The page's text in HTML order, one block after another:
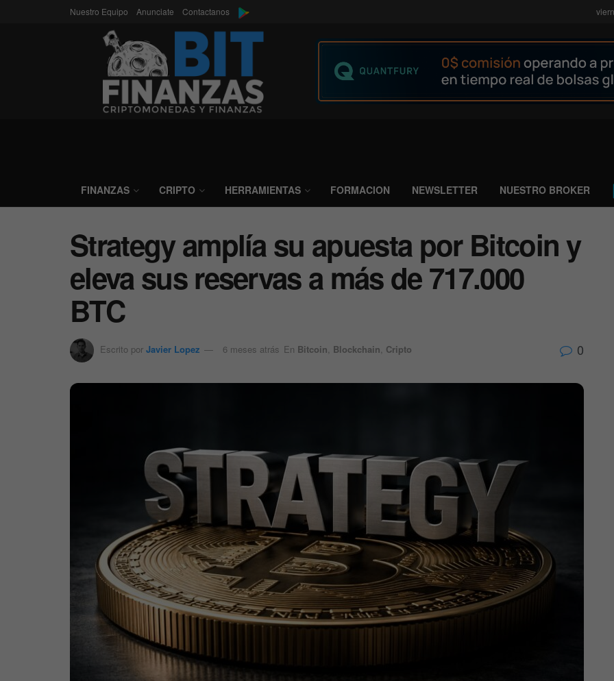
Nuestro Equipo Anunciate Contactanos
FINANZAS CRIPTO HERRAMIENTAS FORMACION NEWSLETTER NUESTRO BROKER
Strategy amplía su apuesta por Bitcoin y
eleva sus reservas a más de 717.000
BTC
Escrito por Javier Lopez 6 meses atrás En Bitcoin Blockchain Cripto 0